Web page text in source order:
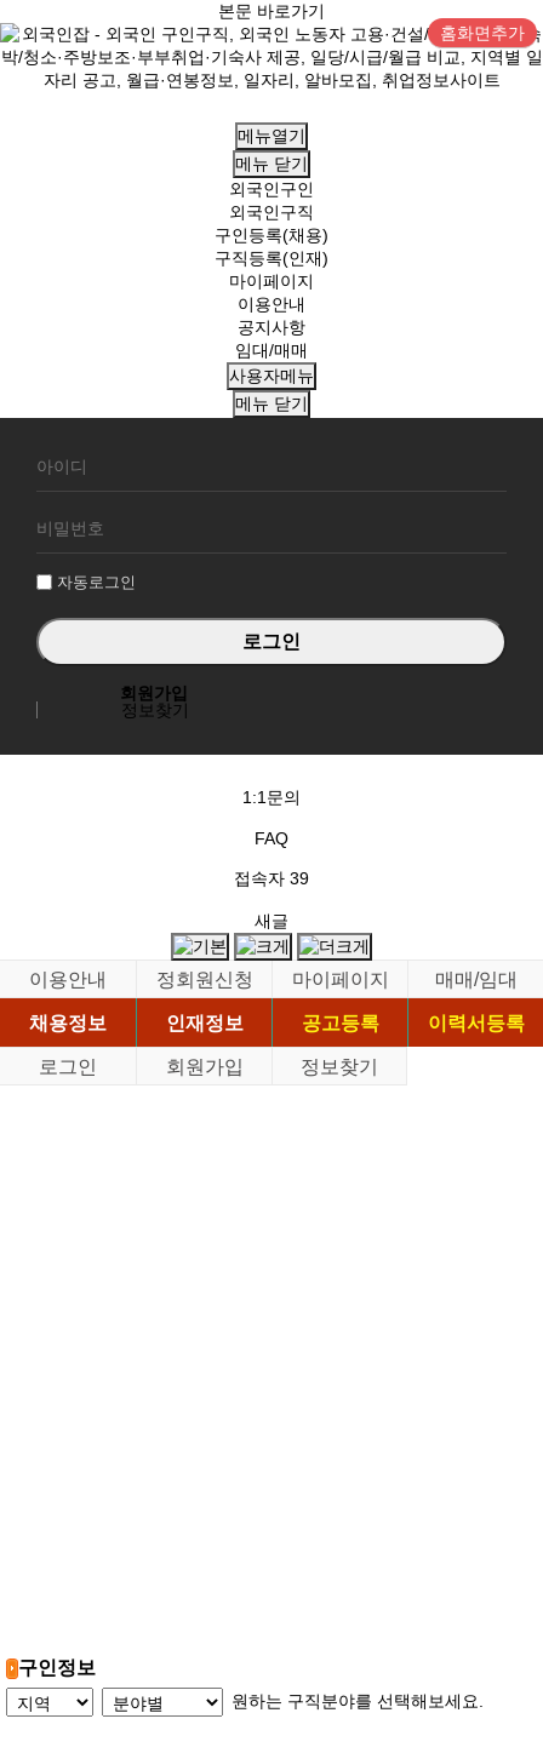
본문 바로가기
홈화면추가
메뉴열기
메뉴 닫기
외국인구인
외국인구직
구인등록(채용)
구직등록(인재)
마이페이지
이용안내
공지사항
임대/매매
사용자메뉴
메뉴 닫기
원
그
자동로그인
회원가입
정보찾기
1:1문의
FAQ
접속자 39
새글
이용안내 정회원신청 마이페이지
매매/임대
채용정보
인재정보 공고등록
이력서등록
로그인
회원가입 정보찾기
구인정보
원하는 구직분야를 선택해보세요.